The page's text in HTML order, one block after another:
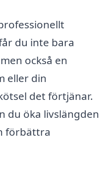
du inte bara
också en
eller din
det förtjänar.
du öka livslängden
förbättra